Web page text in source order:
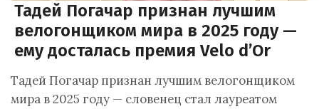
Тадей Погачар признан лучшим
велогонщиком мира в 2025 году —
ему досталась премия Velo d’Or
Тадей Погачар признан лучшим велогонщиком
мира в 2025 году — словенец стал лауреатом